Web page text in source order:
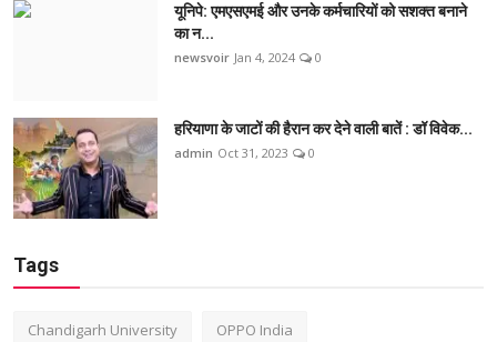
यूनिपे: एमएसएमई और उनके कर्मचारियों को सशक्त बनाने
का न...
newsvoir Jan 4, 2024 0
हरियाणा के जाटों की हैरान कर देने वाली बातें : डॉ विवेक...
admin Oct 31, 2023 0
Tags
Chandigarh University OPPO India